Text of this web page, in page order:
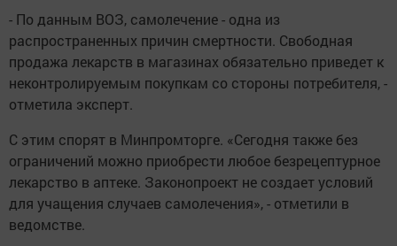
- По данным ВОЗ, самолечение - одна из
распространенных причин смертности. Свободная
продажа лекарств в магазинах обязательно приведет к
неконтролируемым покупкам со стороны потребителя, -
отметила эксперт.
С этим спорят в Минпромторге. «Сегодня также без
ограничений можно приобрести любое безрецептурное
лекарство в аптеке. Законопроект не создает условий
для учащения случаев самолечения», - отметили в
ведомстве.